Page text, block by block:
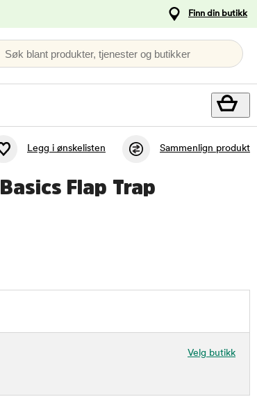
Finn din butikk
Søk blant produkter, tjenester og butikker
Legg i ønskelisten Sammenlign produkt
Flap Trap
Velg butikk